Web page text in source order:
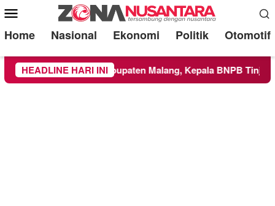
Mobile
Menu
Home Nasional Ekonomi Politik Otomotif
HEADLINE HARI INI
ke Wilayah Kabupaten Malang, Kepala BNPB Tinjau